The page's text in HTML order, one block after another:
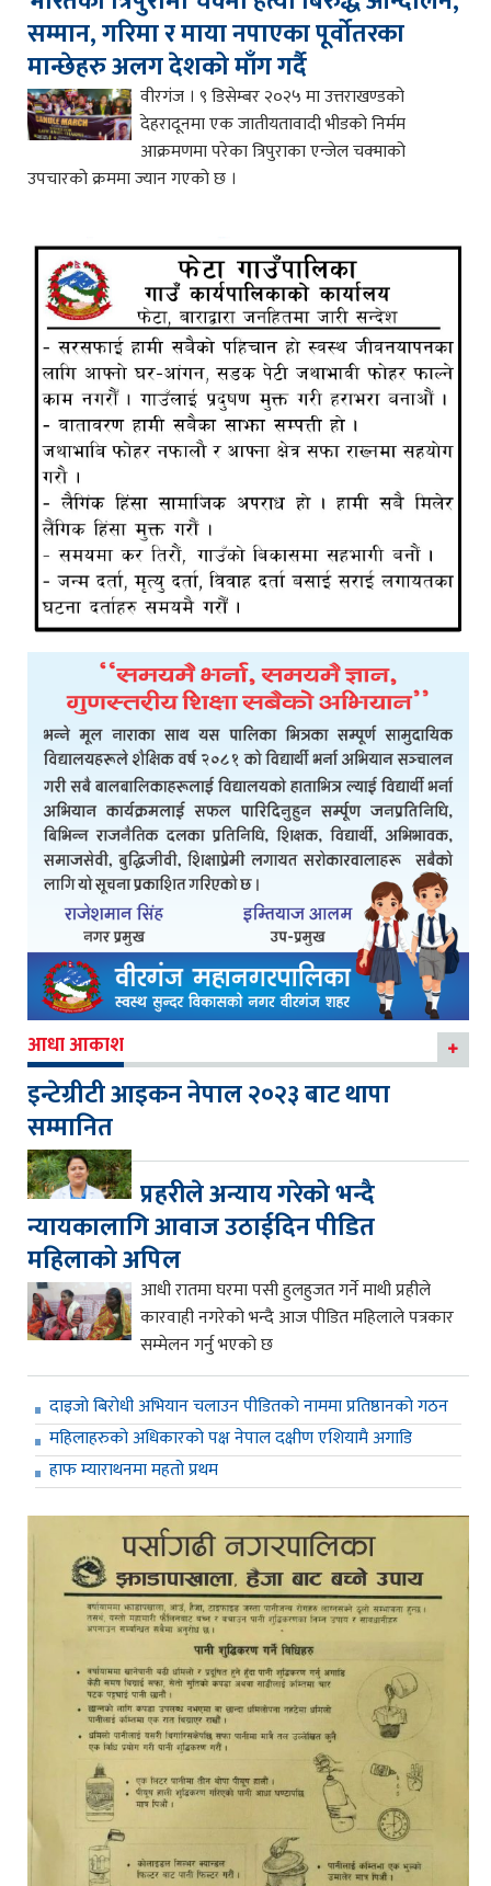
सम्मान, गरिमा र माया नपाएका पूर्वोतरका
मान्छेहरु अलग देशको माँग गर्दै
वीरगंज । ९ डिसेम्बर २०२५ मा उत्तराखण्डको
देहरादूनमा एक जातीयतावादी भीडको निर्मम
आक्रमणमा परेका त्रिपुराका एन्जेल चक्माको
उपचारको क्रममा ज्यान गएको छ ।
आधा आकाश
इन्टेग्रीटी आइकन नेपाल २०२३ बाट थापा
सम्मानित
प्रहरीले अन्याय गरेको भन्दै
न्यायकालागि आवाज उठाईदिन पीडित
महिलाको अपिल
आधी रातमा घरमा पसी हुलहुजत गर्ने माथी प्रहीले
कारवाही नगरेको भन्दै आज पीडित महिलाले पत्रकार
सम्मेलन गर्नु भएको छ
दाइजो बिरोधी अभियान चलाउन पीडितको नाममा प्रतिष्ठानको गठन
महिलाहरुको अधिकारको पक्ष नेपाल दक्षीण एशियामै अगाडि
हाफ म्याराथनमा महतो प्रथम